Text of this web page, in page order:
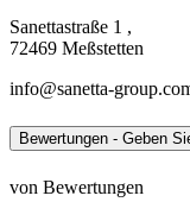
Sanettastraße 1 ,
72469 Meßstetten
info@sanetta-
Bewertungen - Geben
von Bewertungen